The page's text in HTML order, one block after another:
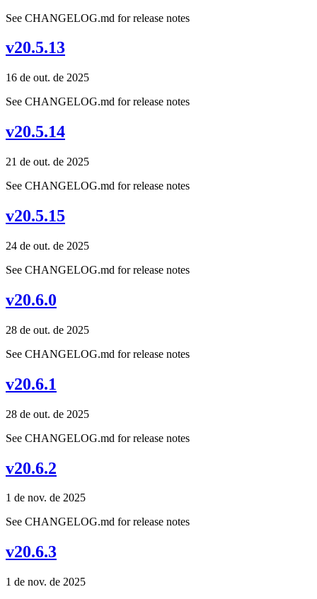
See CHANGELOG.md for release notes
v20.5.13
16 de out. de 2025
See CHANGELOG.md for release notes
v20.5.14
21 de out. de 2025
See CHANGELOG.md for release notes
v20.5.15
24 de out. de 2025
See CHANGELOG.md for release notes
v20.6.0
28 de out. de 2025
See CHANGELOG.md for release notes
v20.6.1
28 de out. de 2025
See CHANGELOG.md for release notes
v20.6.2
1 de nov. de 2025
See CHANGELOG.md for release notes
v20.6.3
1 de nov. de 2025